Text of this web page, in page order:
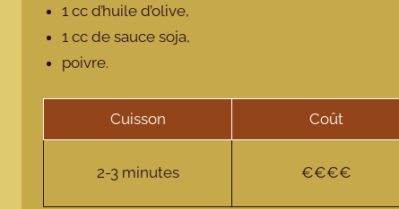
1 cc d’huile d’olive,
1 cc de sauce soja,
poivre.
Cuisson Coût
2-3 minutes €€€€